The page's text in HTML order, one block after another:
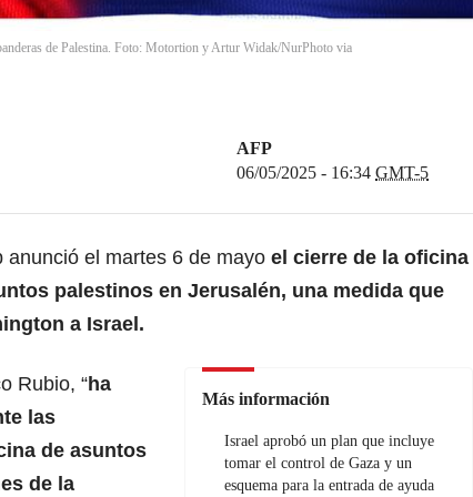
de Palestina. Foto: Motortion y Artur Widak/NurPhoto via
AFP
06/05/2025 - 16:34 GMT-5
anunció el martes 6 de mayo el cierre de la oficina
palestinos en Jerusalén, una medida que
a Israel.
Más información
Israel aprobó un plan que incluye
tomar el control de Gaza y un
esquema para la entrada de ayuda
Rubio, “ha
las
de asuntos
de la